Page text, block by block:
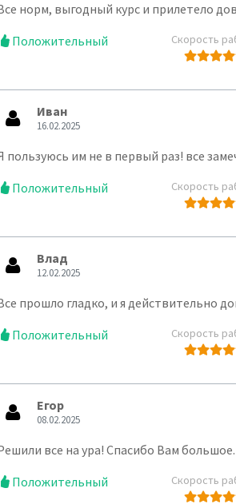
норм, выгодный курс и прилетело
Положительный
Скорость
Иван
16.02.2025
пользуюсь им не в первый раз! все
Положительный
Скорость
Влад
12.02.2025
прошло гладко, и я действительно
Положительный
Скорость
Егор
08.02.2025
все на ура! Спасибо Вам
Положительный
Скорость